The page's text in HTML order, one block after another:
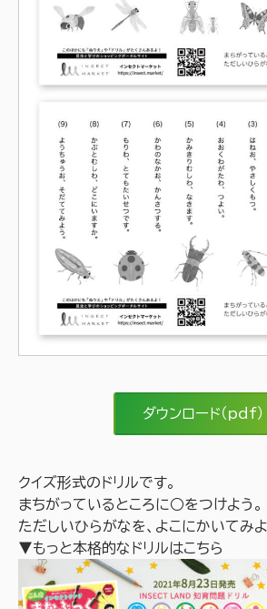
ダウンロード（pdf）
クイズ形式のドリルです。
まちがっているところに○をつけよう。
ただしいひらがなを、よこにかいてみよ
▼もっと本格的なドリルはこちら